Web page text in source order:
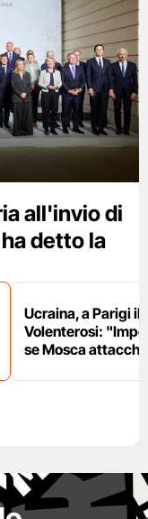
all'invio di
detto la
Ucraina, a Parigi il
Volenterosi:
se Mosca